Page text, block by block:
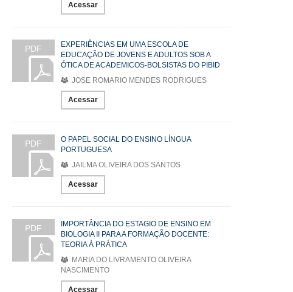
Acessar
PDF
EXPERIÊNCIAS EM UMA ESCOLA DE
EDUCAÇÃO DE JOVENS E ADULTOS SOB A
ÓTICA DE ACADEMICOS-BOLSISTAS DO PIBID
JOSE ROMARIO MENDES RODRIGUES
Acessar
PDF
O PAPEL SOCIAL DO ENSINO LÍNGUA
PORTUGUESA
JAILMA OLIVEIRA DOS SANTOS
Acessar
PDF
IMPORTÂNCIA DO ESTAGIO DE ENSINO EM
BIOLOGIA II PARA A FORMAÇÃO DOCENTE:
TEORIA À PRÁTICA
MARIA DO LIVRAMENTO OLIVEIRA
NASCIMENTO
Acessar